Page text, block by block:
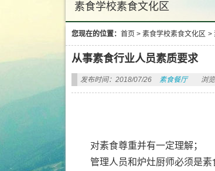
素食学校素食文化区
您现在的位置： 首页 > 素食学校素食文化区 >
从事素食行业人员素质要求
发布时间：2018/07/26 素食餐厅 浏
对素食尊重并有一定理解；
管理人员和炉灶厨师必须是素